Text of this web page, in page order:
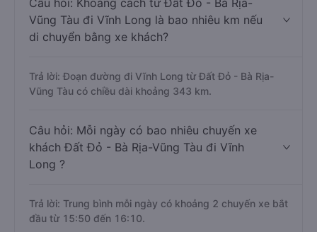
Câu hỏi: Khoảng cách từ Đất Đỏ - Bà Rịa-
Vũng Tàu đi Vĩnh Long là bao nhiêu km nếu
di chuyển bằng xe khách?
Trả lời: Đoạn đường đi Vĩnh Long từ Đất Đỏ - Bà Rịa-
Vũng Tàu có chiều dài khoảng 343 km.
Câu hỏi: Mỗi ngày có bao nhiêu chuyến xe
khách Đất Đỏ - Bà Rịa-Vũng Tàu đi Vĩnh
Long ?
Trả lời: Trung bình mỗi ngày có khoảng 2 chuyến xe bắt
đầu từ 15:50 đến 16:10.